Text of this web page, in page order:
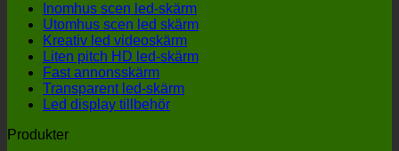
Inomhus scen led-skärm
Utomhus scen led skärm
Kreativ led videoskärm
Liten pitch HD led-skärm
Fast annonsskärm
Transparent led-skärm
Led display tillbehör
Produkter